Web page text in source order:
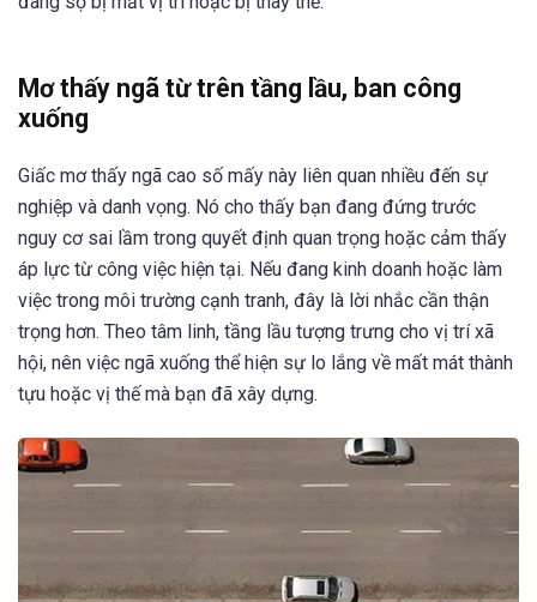
Mơ thấy ngã từ trên tầng lầu, ban công
xuống
Giấc mơ thấy ngã cao số mấy này liên quan nhiều đến sự
nghiệp và danh vọng. Nó cho thấy bạn đang đứng trước
nguy cơ sai lầm trong quyết định quan trọng hoặc cảm thấy
áp lực từ công việc hiện tại. Nếu đang kinh doanh hoặc làm
việc trong môi trường cạnh tranh, đây là lời nhắc cần thận
trọng hơn. Theo tâm linh, tầng lầu tượng trưng cho vị trí xã
hội, nên việc ngã xuống thể hiện sự lo lắng về mất mát thành
tựu hoặc vị thế mà bạn đã xây dựng.